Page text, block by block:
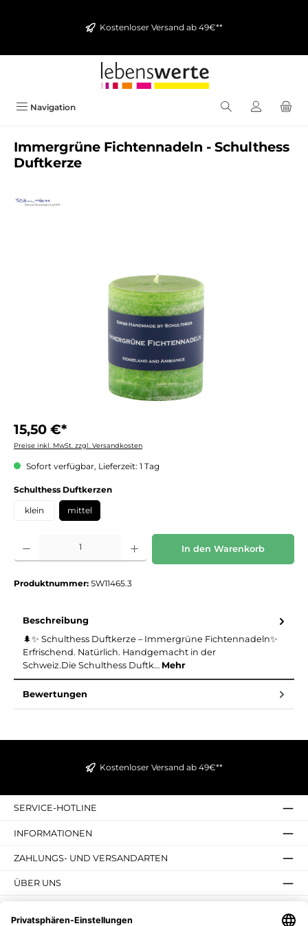
Kostenloser Versand ab 49€**
Navigation
Immergrüne Fichtennadeln - Schulthess
Duftkerze
15,50 €*
Preise inkl. MwSt. zzgl. Versandkosten
Sofort verfügbar, Lieferzeit: 1 Tag
Schulthess Duftkerzenauswählen
klein mittel
Produkt Anzahl: Gib den gewünschten Wert ein oder benutze die Schaltflächen um
In den Warenkorb
Produktnummer: SW11465.3
Beschreibung
🌲✨ Schulthess Duftkerze – Immergrüne Fichtennadeln✨
Erfrischend. Natürlich. Handgemacht in der
Schweiz.Die Schulthess Duftk… Mehr
Bewertungen
Kostenloser Versand ab 49€**
SERVICE-HOTLINE
INFORMATIONEN
ZAHLUNGS- UND VERSANDARTEN
ÜBER UNS